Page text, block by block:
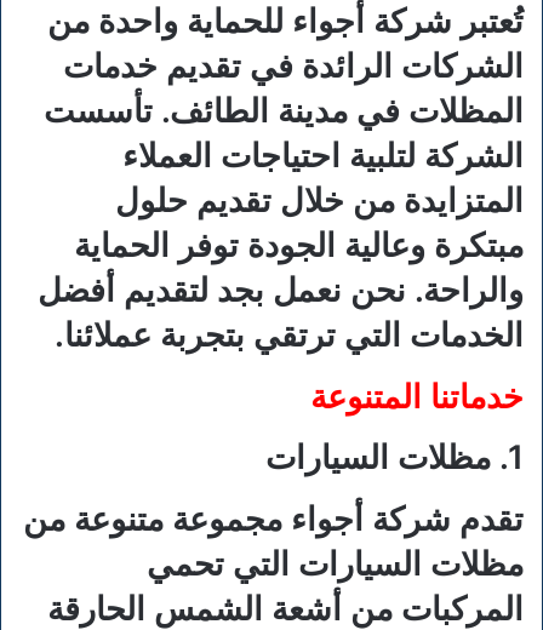
تُعتبر شركة أجواء للحماية واحدة من
الشركات الرائدة في تقديم خدمات
المظلات في مدينة الطائف. تأسست
الشركة لتلبية احتياجات العملاء
المتزايدة من خلال تقديم حلول
مبتكرة وعالية الجودة توفر الحماية
والراحة. نحن نعمل بجد لتقديم أفضل
الخدمات التي ترتقي بتجربة عملائنا.
خدماتنا المتنوعة
1. مظلات السيارات
تقدم شركة أجواء مجموعة متنوعة من
مظلات السيارات التي تحمي
المركبات من أشعة الشمس الحارقة